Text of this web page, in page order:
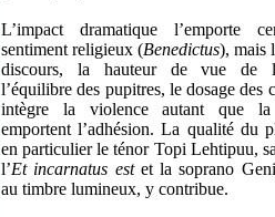
L’impact dramatique l’emporte
sentiment religieux (Benedictus), mais
discours, la hauteur de vue de
l’équilibre des pupitres, le dosage des
intègre la violence autant que la
emportent l’adhésion. La qualité du
en particulier le ténor Topi Lehtipuu,
l’Et incarnatus estet la soprano
au timbre lumineux, y contribue.